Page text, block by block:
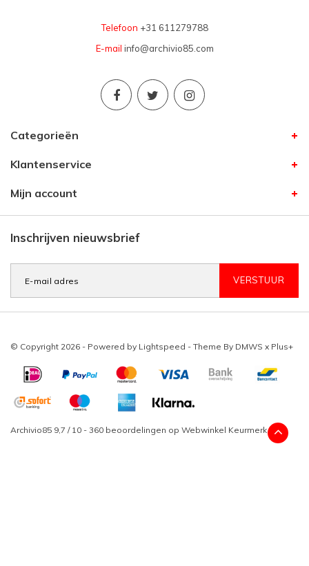
Telefoon +31 611279788
E-mail info@archivio85.com
Categorieën
Klantenservice
Mijn account
Inschrijven nieuwsbrief
VERSTUUR
© Copyright 2026 - Powered by Lightspeed - Theme By DMWS x Plus+
Archivio85 9,7 / 10 - 360 beoordelingen op Webwinkel Keurmerk